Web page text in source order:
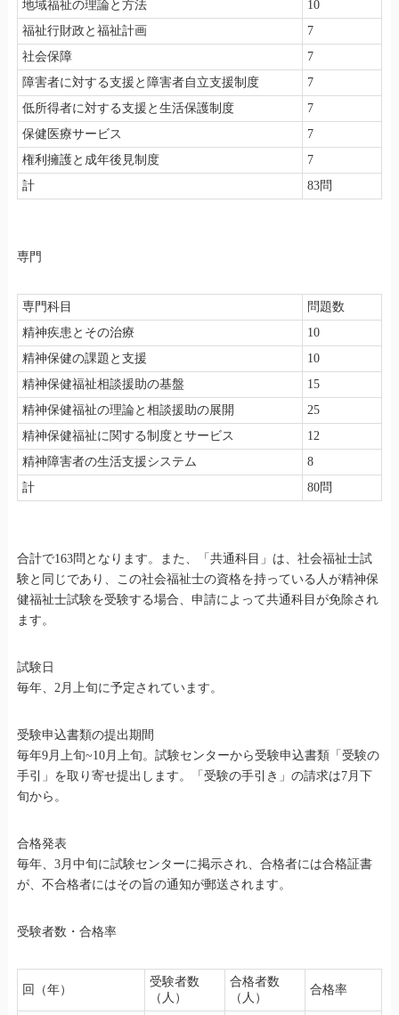
地域福祉の理論と方法
10
福祉行財政と福祉計画
7
社会保障
7
障害者に対する支援と障害者自立支援制度
7
低所得者に対する支援と生活保護制度
7
保健医療サービス
7
権利擁護と成年後見制度
7
計
83問
専門
専門科目
問題数
精神疾患とその治療
10
精神保健の課題と支援
10
精神保健福祉相談援助の基盤
15
精神保健福祉の理論と相談援助の展開
25
精神保健福祉に関する制度とサービス
12
精神障害者の生活支援システム
8
計
80問
合計で163問となります。また、「共通科目」は、社会福祉士試
験と同じであり、この社会福祉士の資格を持っている人が精神保
健福祉士試験を受験する場合、申請によって共通科目が免除され
ます。
試験日
毎年、2月上旬に予定されています。
受験申込書類の提出期間
毎年9月上旬~10月上旬。試験センターから受験申込書類「受験の
手引」を取り寄せ提出します。「受験の手引き」の請求は7月下
旬から。
合格発表
毎年、3月中旬に試験センターに掲示され、合格者には合格証書
が、不合格者にはその旨の通知が郵送されます。
受験者数・合格率
回（年）
受験者数
（人）
合格者数
（人）
合格率